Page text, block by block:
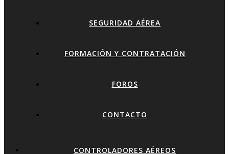
SEGURIDAD AÉREA
FORMACIÓN Y CONTRATACIÓN
FOROS
CONTACTO
CONTROLADORES AÉREOS